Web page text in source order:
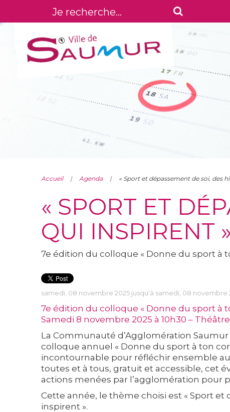
Accueil Agenda « Sport et dépassement de soi, des
« SPORT ET
QUI INSPIRENT »
7e édition du colloque « Donne du sport à
samedi, 08 novembre 2025 jusqu'à samedi, 08 novembre
7e édition du colloque « Donne du sport à
Samedi 8 novembre 2025 à 10h30 –
La Communauté d’Agglomération
colloque annuel « Donne du sport à ton
incontournable pour réfléchir ensemble
toutes et à tous, gratuit et accessible, cet
actions menées par l’agglomération pour
Cette année, le thème choisi est « Sport
inspirent ».